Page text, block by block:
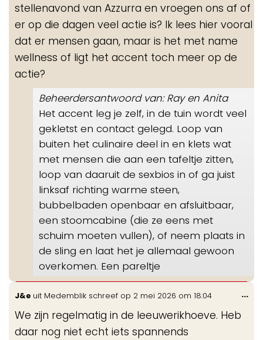
stellenavond van Azzurra en vroegen ons af of
er op die dagen veel actie is? Ik lees hier vooral
dat er mensen gaan, maar is het met name
wellness of ligt het accent toch meer op de
actie?
Beheerdersantwoord van: Ray en Anita
Het accent leg je zelf, in de tuin wordt veel
gekletst en contact gelegd. Loop van
buiten het culinaire deel in en klets wat
met mensen die aan een tafeltje zitten,
loop van daaruit de sexbios in of ga juist
linksaf richting warme steen,
bubbelbaden openbaar en afsluitbaar,
een stoomcabine (die ze eens met
schuim moeten vullen), of neem plaats in
de sling en laat het je allemaal gewoon
overkomen. Een pareltje
J&e uit Medemblik schreef op 2 mei 2026 om 18:04
We zijn regelmatig in de leeuwerikhoeve. Heb
daar nog niet echt iets spannends
...